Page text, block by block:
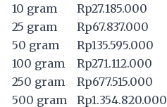
10 gram
Rp27.185.000
25 gram
Rp67.837.000
50 gram
Rp135.595.000
100 gram
Rp271.112.000
250 gram
Rp677.515.000
500 gram
Rp1.354.820.000